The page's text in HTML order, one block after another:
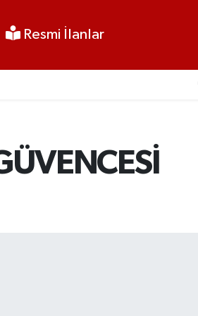
Resmi İlanlar